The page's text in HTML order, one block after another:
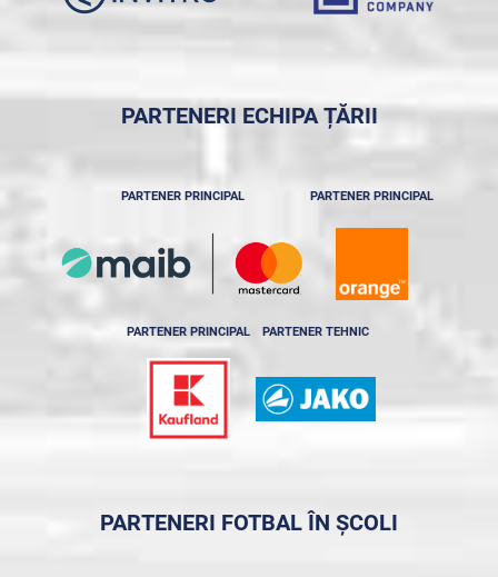
PARTENERI ECHIPA ȚĂRII
PARTENER PRINCIPAL PARTENER PRINCIPAL
PARTENER PRINCIPAL PARTENER TEHNIC
PARTENERI FOTBAL ÎN ȘCOLI